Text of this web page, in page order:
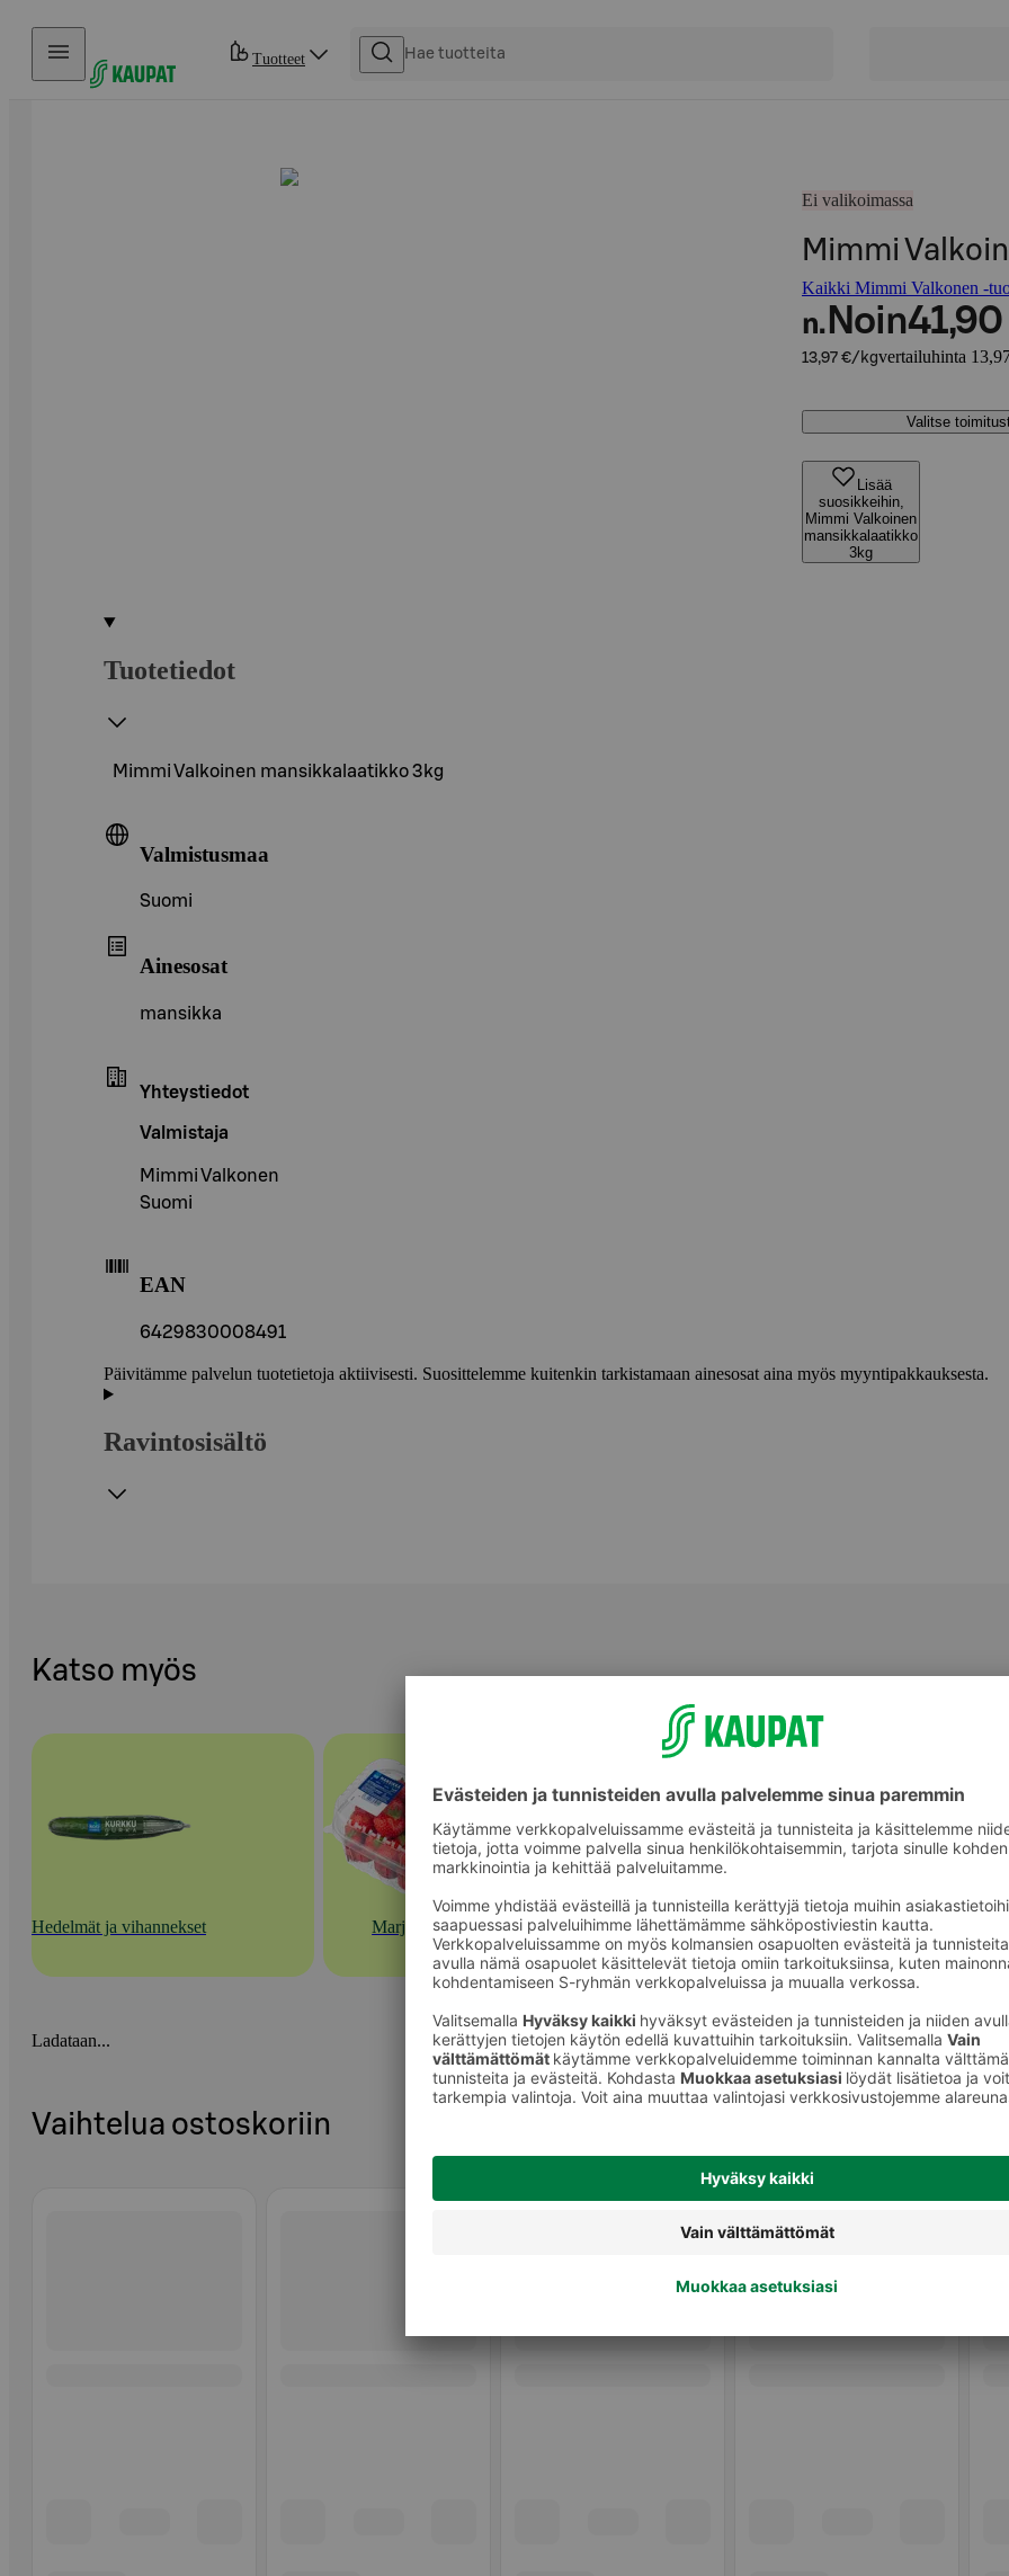
Hyppää sisältöön
Tuotteet
Ei valikoimassa
Mimmi
Kaikki Mimmi Valkonen -
n. Noin
13,97 €/kgvertailuhinta
Valitse
Lisää
suosikkeihin,
Mimmi Valkoinen
mansikkalaatikko
3kg
Tuotetiedot
Mimmi Valkoinen mansikkalaatikko 3kg
Valmistusmaa
Suomi
Ainesosat
mansikka
Yhteystiedot
Valmistaja
Mimmi Valkonen
Suomi
EAN
6429830008491
Päivitämme palvelun tuotetietoja aktiivisesti. Suosittelemme kuitenkin tarkistamaan ainesosat aina myös myyntipakkauksesta.
Ravintosisältö
Katso myös
Hedelmät ja vihannekset Marjat
Ladataan...
Vaihtelua ostoskoriin